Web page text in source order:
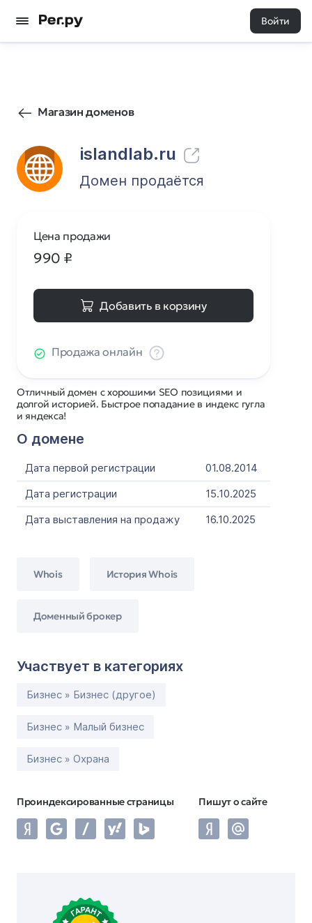
Войти
Магазин доменов
islandlab.ru
0 0
Домен продаётся
Отличный домен с хорошими SEO позициями и
долгой историей. Быстрое попадание в индекс гугла
и яндекса!
О домене
Дата первой регистрации
01.08.2014
Дата регистрации
15.10.2025
Дата выставления на продажу
16.10.2025
Whois История Whois
Доменный брокер
Участвует в категориях
Бизнес » Бизнес (другое)
Бизнес » Малый бизнес
Бизнес » Охрана
Проиндексированные страницы Пишут о сайте
Цена продажи
990 ₽
Добавить в корзину
Продажа онлайн